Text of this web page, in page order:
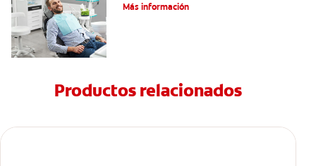
Más información
Productos relacionados